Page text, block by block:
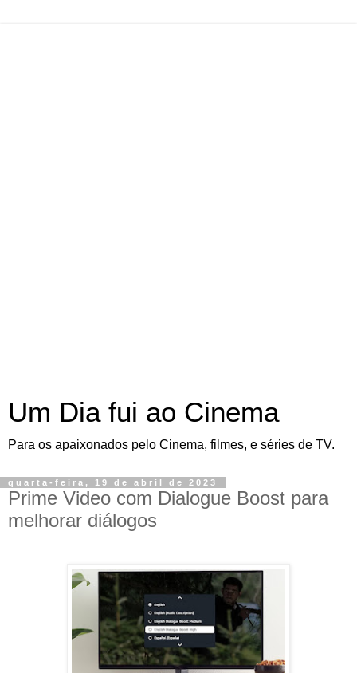
Um Dia fui ao Cinema
Para os apaixonados pelo Cinema, filmes, e séries de TV.
quarta-feira, 19 de abril de 2023
Prime Video com Dialogue Boost para
melhorar diálogos